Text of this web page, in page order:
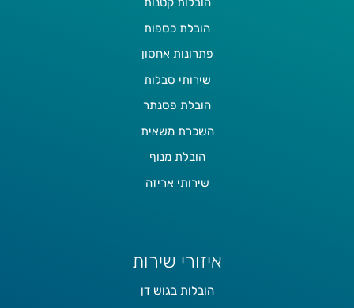
הובלת כספות
פתרונות אחסון
שירותי סבלות
הובלת פסנתר
השכרת משאית
הובלת מנוף
שירותי אריזה
איזורי שירות
הובלות בגוש דן